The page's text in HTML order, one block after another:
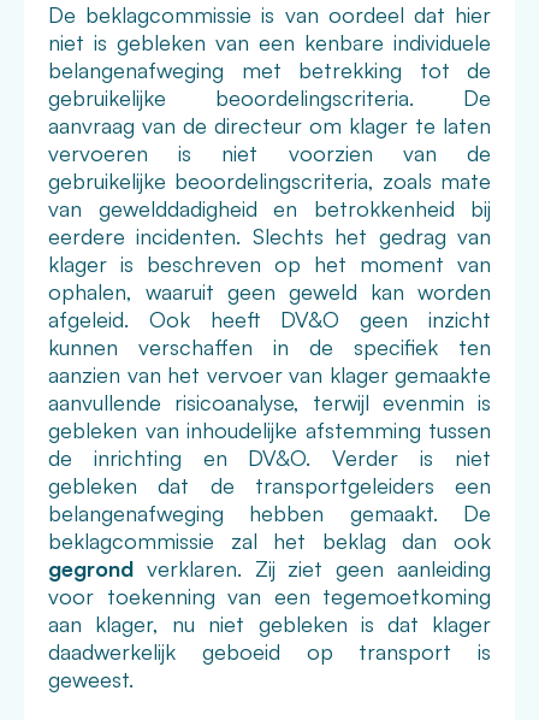
De beklagcommissie is van oordeel dat hier
niet is gebleken van een kenbare individuele
belangenafweging met betrekking tot de
gebruikelijke beoordelingscriteria. De
aanvraag van de directeur om klager te laten
vervoeren is niet voorzien van de
gebruikelijke beoordelingscriteria, zoals mate
van gewelddadigheid en betrokkenheid bij
eerdere incidenten. Slechts het gedrag van
klager is beschreven op het moment van
ophalen, waaruit geen geweld kan worden
afgeleid. Ook heeft DV&O geen inzicht
kunnen verschaffen in de specifiek ten
aanzien van het vervoer van klager gemaakte
aanvullende risicoanalyse, terwijl evenmin is
gebleken van inhoudelijke afstemming tussen
de inrichting en DV&O. Verder is niet
gebleken dat de transportgeleiders een
belangenafweging hebben gemaakt. De
beklagcommissie zal het beklag dan ook
gegrond verklaren. Zij ziet geen aanleiding
voor toekenning van een tegemoetkoming
aan klager, nu niet gebleken is dat klager
daadwerkelijk geboeid op transport is
geweest.